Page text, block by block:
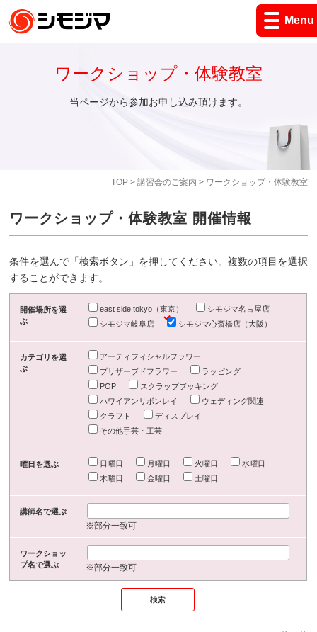
Menu
TOP> 講習会のご案内 > ワークショップ・体験教室
ワークショップ・体験教室
当ページから参加お申し込み頂けます。
ワークショップ・体験教室 開催情報
条件を選んで「検索ボタン」を押してください。複数の項目を選択
することができます。
開催場所を選
ぶ
east side tokyo（東京）
シモジマ名古屋店
シモジマ岐阜店
シモジマ心斎橋店（大阪）
カテゴリを選
ぶ
アーティフィシャルフラワー
プリザーブドフラワー
ラッピング
POP
スクラップブッキング
ハワイアンリボンレイ
ウェディング関連
クラフト
ディスプレイ
その他手芸・工芸
曜日を選ぶ 日曜日 月曜日 火曜日
水曜日
木曜日
金曜日 土曜日
講師名で選ぶ
※部分一致可
ワークショッ
プ名で選ぶ
※部分一致可